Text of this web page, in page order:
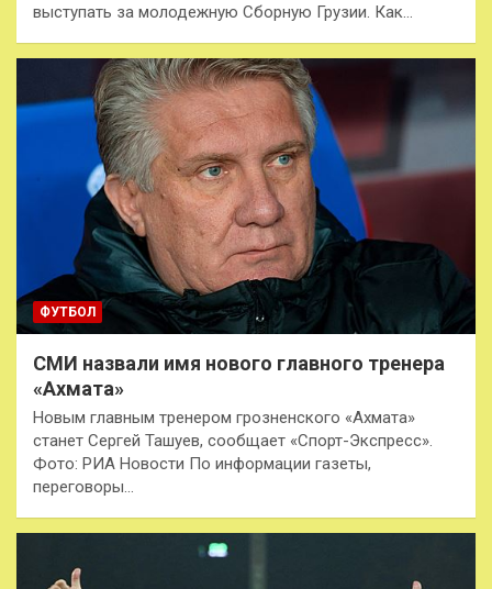
выступать за молодежную Сборную Грузии. Как…
ФУТБОЛ
СМИ назвали имя нового главного тренера
«Ахмата»
Новым главным тренером грозненского «Ахмата»
станет Сергей Ташуев, сообщает «Спорт-Экспресс».
Фото: РИА Новости По информации газеты,
переговоры…